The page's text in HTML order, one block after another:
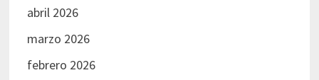
abril 2026
marzo 2026
febrero 2026